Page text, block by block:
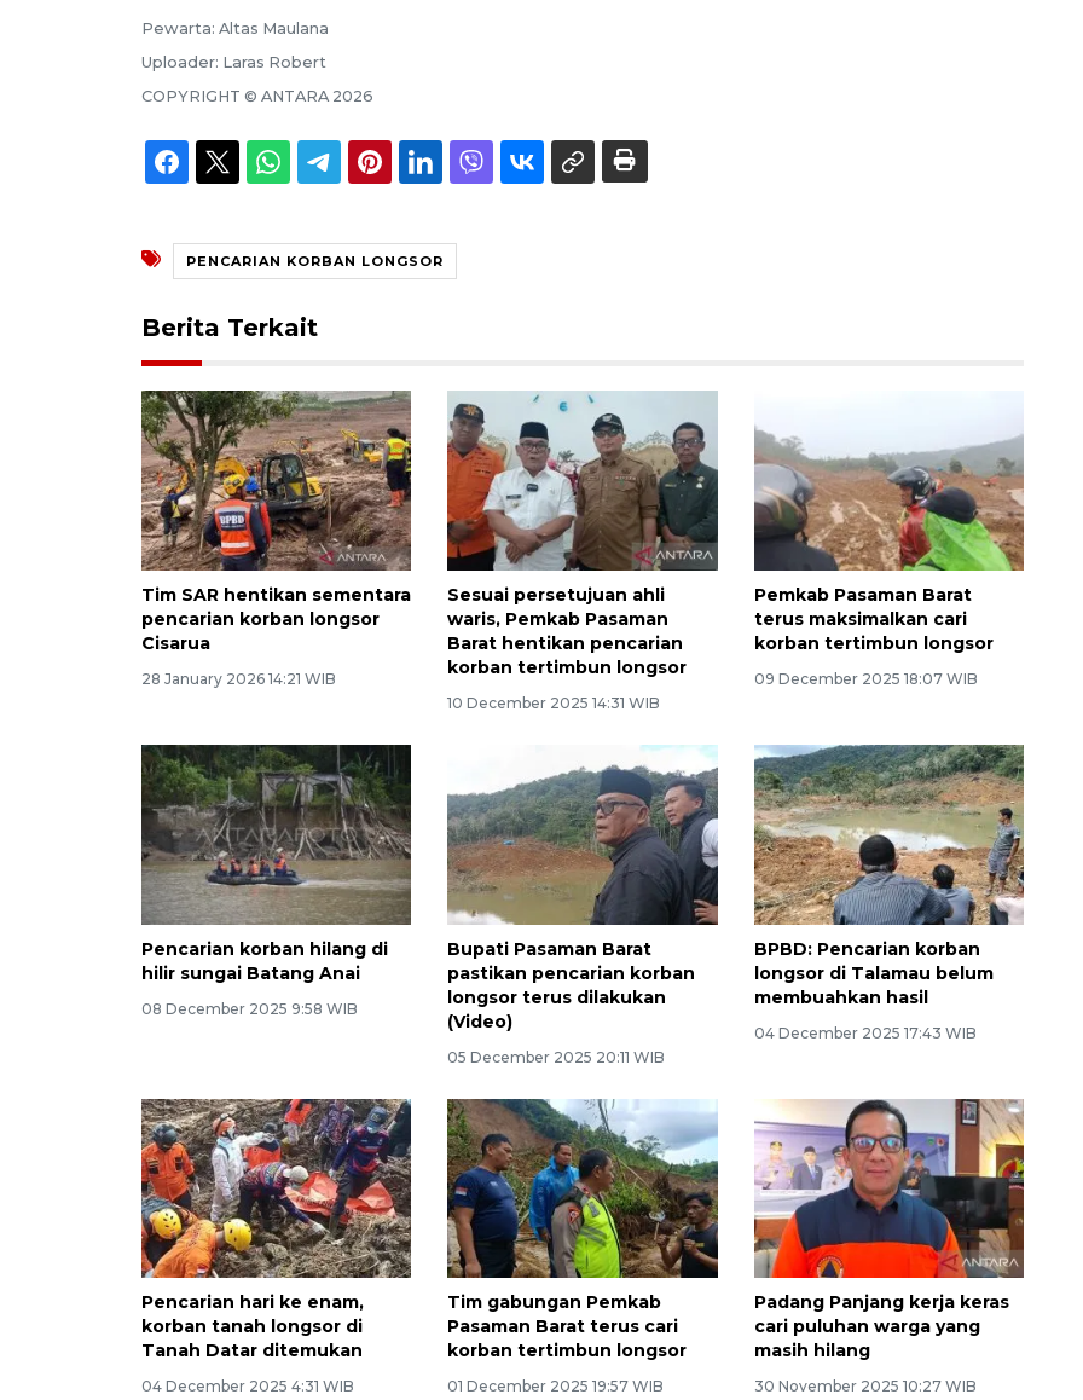
Pewarta: Altas Maulana
Uploader: Laras Robert
COPYRIGHT © ANTARA 2026
PENCARIAN KORBAN LONGSOR
Berita Terkait
Tim SAR hentikan sementara
pencarian korban longsor
Cisarua
28 January 2026 14:21 WIB
Sesuai persetujuan ahli
waris, Pemkab Pasaman
Barat hentikan pencarian
korban tertimbun longsor
10 December 2025 14:31 WIB
Pemkab Pasaman Barat
terus maksimalkan cari
korban tertimbun longsor
09 December 2025 18:07 WIB
Pencarian korban hilang di
hilir sungai Batang Anai
08 December 2025 9:58 WIB
Bupati Pasaman Barat
pastikan pencarian korban
longsor terus dilakukan
(Video)
05 December 2025 20:11 WIB
BPBD: Pencarian korban
longsor di Talamau belum
membuahkan hasil
04 December 2025 17:43 WIB
Pencarian hari ke enam,
korban tanah longsor di
Tanah Datar ditemukan
04 December 2025 4:31 WIB
Tim gabungan Pemkab
Pasaman Barat terus cari
korban tertimbun longsor
01 December 2025 19:57 WIB
Padang Panjang kerja keras
cari puluhan warga yang
masih hilang
30 November 2025 10:27 WIB